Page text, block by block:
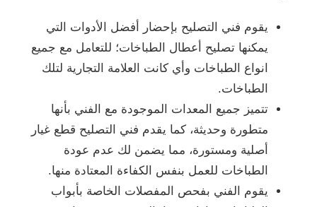
يقوم فني التصليح بإحضار أفضل الأدوات التي
يمكنها تصليح أعطال الطباخات؛ للتعامل مع جميع
انواع الطباخات وأي كانت العلامة التجارية لتلك
الطباخات.
تتميز جميع المعدات الموجودة مع الفني بأنها
متطورة وحديثة، كما يقدم فني التصليح قطع غيار
أصلية ومستورة، مما يضمن لك عدم عودة
الطباخات للعمل بنفس الكفاءة المعتادة منها.
يقوم الفني بفحص المفصلات الخاصة بأبواب